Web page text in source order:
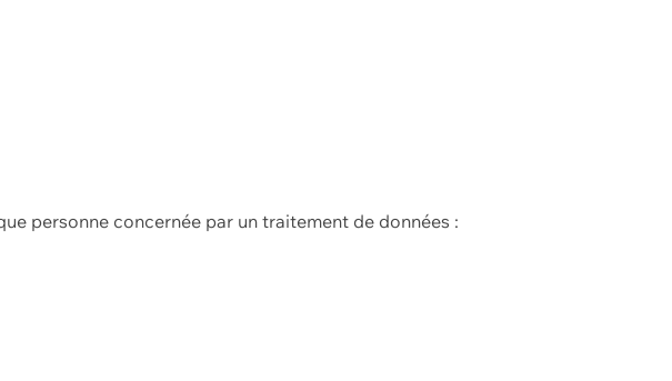
personne concernée par un traitement de données :